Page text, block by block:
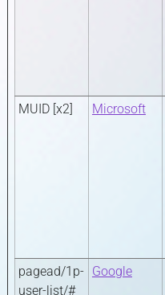
MUID [x2] Microsoft
pagead/1p-
user-list/#
Google